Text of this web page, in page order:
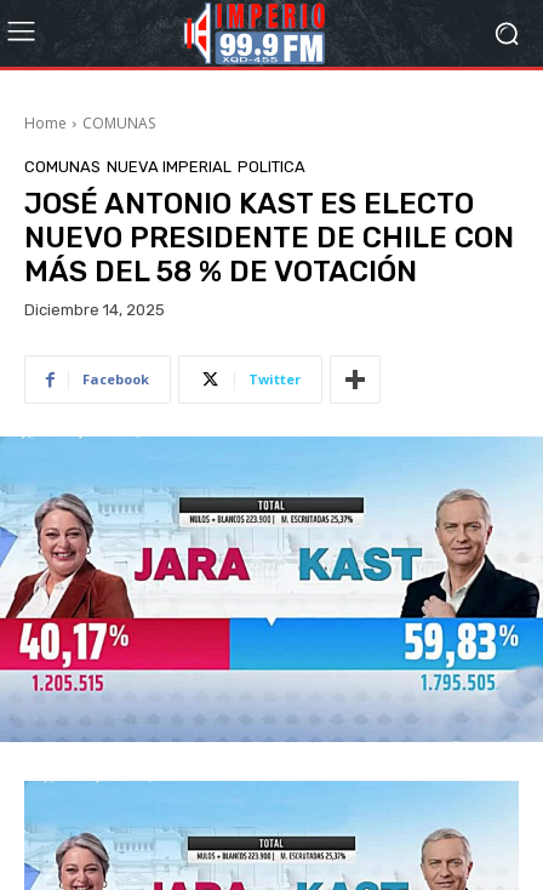
Home COMUNAS
COMUNAS NUEVA IMPERIAL POLITICA
JOSÉ ANTONIO KAST ES ELECTO
NUEVO PRESIDENTE DE CHILE CON
MÁS DEL 58 % DE VOTACIÓN
Diciembre 14, 2025
Facebook Twitter